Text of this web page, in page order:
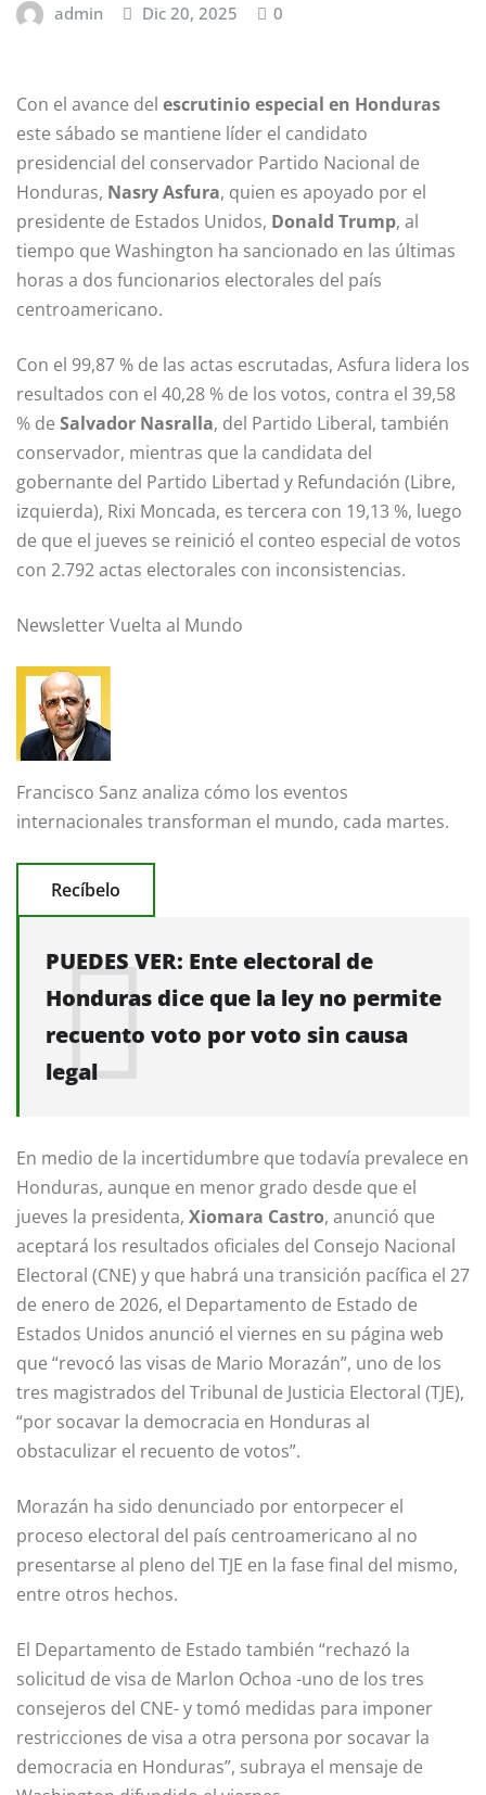
admin Dic 20, 2025 0
Con el avance del escrutinio especial en Honduras
este sábado se mantiene líder el candidato
presidencial del conservador Partido Nacional de
Honduras, Nasry Asfura, quien es apoyado por el
presidente de Estados Unidos, Donald Trump, al
tiempo que Washington ha sancionado en las últimas
horas a dos funcionarios electorales del país
centroamericano.
Con el 99,87 % de las actas escrutadas, Asfura lidera los
resultados con el 40,28 % de los votos, contra el 39,58
% de Salvador Nasralla, del Partido Liberal, también
conservador, mientras que la candidata del
gobernante del Partido Libertad y Refundación (Libre,
izquierda), Rixi Moncada, es tercera con 19,13 %, luego
de que el jueves se reinició el conteo especial de votos
con 2.792 actas electorales con inconsistencias.
Newsletter Vuelta al Mundo
Francisco Sanz analiza cómo los eventos
internacionales transforman el mundo, cada martes.
Recíbelo
PUEDES VER: Ente electoral de
Honduras dice que la ley no permite
recuento voto por voto sin causa
legal
En medio de la incertidumbre que todavía prevalece en
Honduras, aunque en menor grado desde que el
jueves la presidenta, Xiomara Castro, anunció que
aceptará los resultados oficiales del Consejo Nacional
Electoral (CNE) y que habrá una transición pacífica el 27
de enero de 2026, el Departamento de Estado de
Estados Unidos anunció el viernes en su página web
que “revocó las visas de Mario Morazán”, uno de los
tres magistrados del Tribunal de Justicia Electoral (TJE),
“por socavar la democracia en Honduras al
obstaculizar el recuento de votos”.
Morazán ha sido denunciado por entorpecer el
proceso electoral del país centroamericano al no
presentarse al pleno del TJE en la fase final del mismo,
entre otros hechos.
El Departamento de Estado también “rechazó la
solicitud de visa de Marlon Ochoa -uno de los tres
consejeros del CNE- y tomó medidas para imponer
restricciones de visa a otra persona por socavar la
democracia en Honduras”, subraya el mensaje de